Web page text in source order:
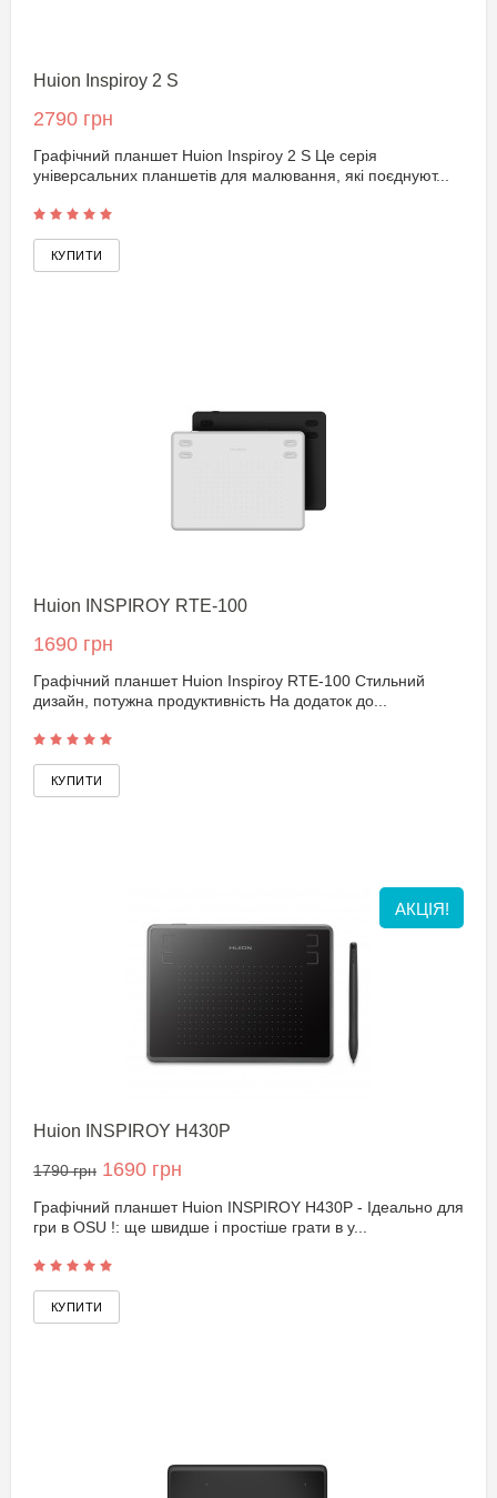
Huion Inspiroy 2 S
2790 грн
Графічний планшет Huion Inspiroy 2 S Це серія
універсальних планшетів для малювання, які поєднуют...
Huion INSPIROY RTE-100
1690 грн
Графічний планшет Huion Inspiroy RTE-100 Стильний
дизайн, потужна продуктивність На додаток до...
АКЦІЯ!
Huion INSPIROY H430P
1790 грн 1690 грн
Графічний планшет Huion INSPIROY H430P - Ідеально для
гри в OSU !: ще швидше і простіше грати в у...